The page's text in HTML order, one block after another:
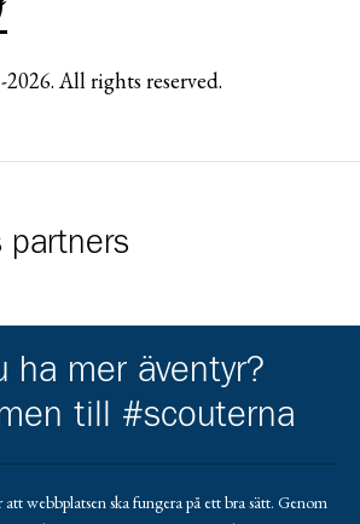
All rights reserved.
partners
ha mer äventyr?
till #scouterna
webbplatsen ska fungera på ett bra sätt. Genom